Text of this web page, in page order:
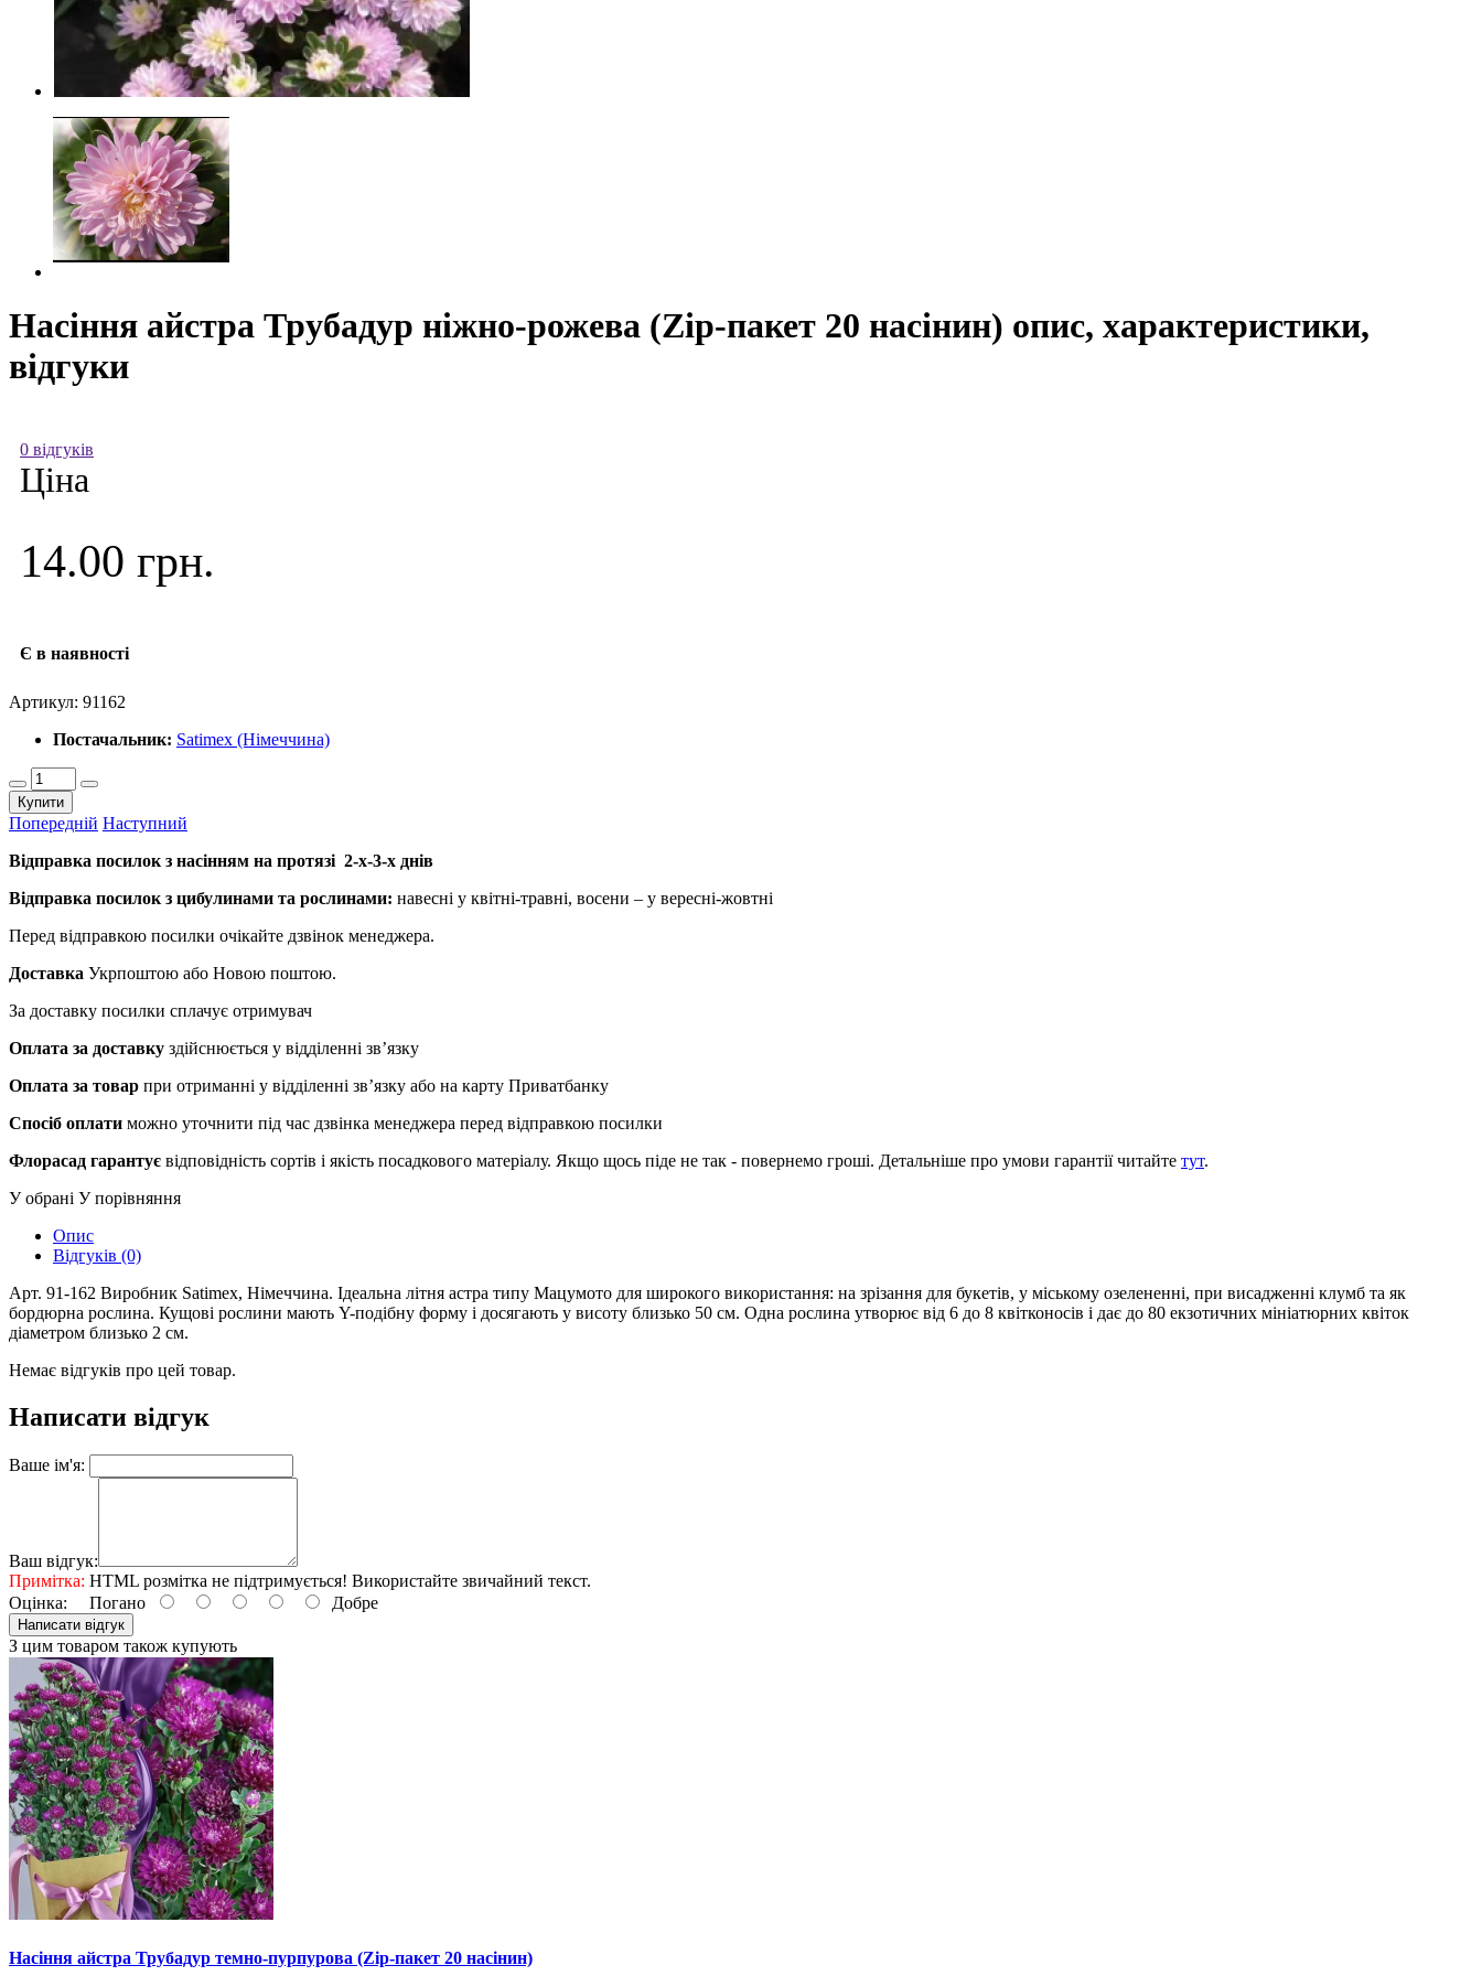
Насіння айстра Трубадур ніжно-рожева (Zip-пакет 20 насінин) опис, характеристики,
відгуки
0 відгуків
Ціна
14.00 грн.
Є в наявності
Артикул: 91162
Постачальник: Satimex (Німеччина)
Купити
Попередній Наступний
Відправка посилок з насінням на протязі 2-х-3-х днів
Відправка посилок з цибулинами та рослинами: навесні у квітні-травні, восени – у вересні-жовтні
Перед відправкою посилки очікайте дзвінок менеджера.
Доставка Укрпоштою або Новою поштою.
За доставку посилки сплачує отримувач
Оплата за доставку здійснюється у відділенні зв’язку
Оплата за товар при отриманні у відділенні зв’язку або на карту Приватбанку
Спосіб оплати можно уточнити під час дзвінка менеджера перед відправкою посилки
Флорасад гарантує відповідність сортів і якість посадкового матеріалу. Якщо щось піде не так - повернемо гроші. Детальніше про умови гарантії читайте тут.
У обрані У порівняння
Опис
Відгуків (0)
Арт. 91-162 Виробник Satimex, Німеччина. Ідеальна літня астра типу Мацумото для широкого використання: на зрізання для букетів, у міському озелененні, при висадженні клумб та як
бордюрна рослина. Кущові рослини мають Y-подібну форму і досягають у висоту близько 50 см. Одна рослина утворює від 6 до 8 квітконосів і дає до 80 екзотичних мініатюрних квіток
діаметром близько 2 см.
Немає відгуків про цей товар.
Написати відгук
Ваше ім'я:
Ваш відгук:
Примітка: HTML розмітка не підтримується! Використайте звичайний текст.
Оцінка: Погано Добре
Написати відгук
З цим товаром також купують
Насіння айстра Трубадур темно-пурпурова (Zip-пакет 20 насінин)